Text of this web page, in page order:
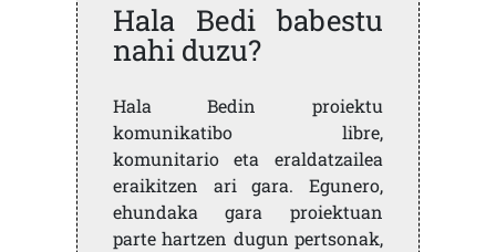
Hala Bedi babestu
nahi duzu?
Hala Bedin proiektu
komunikatibo libre,
komunitario eta eraldatzailea
eraikitzen ari gara. Egunero,
ehundaka gara proiektuan
parte hartzen dugun pertsonak,